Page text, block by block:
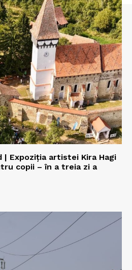
| Expoziţia artistei Kira Hagi
copii – în a treia zi a